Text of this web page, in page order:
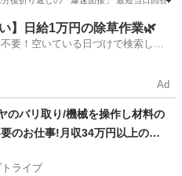
個室
】日給1万円の除草作業🌿
要！空いている日づけで検索して
Ad
のバリ取り/機械を操作し材料の
のお仕事!月収34万円以上の高
ライブ